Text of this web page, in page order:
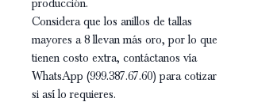
producción.
Considera que los anillos de tallas
mayores a 8 llevan más oro, por lo que
tienen costo extra, contáctanos vía
WhatsApp (999.387.67.60) para cotizar
si así lo requieres.